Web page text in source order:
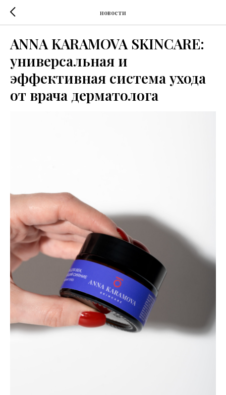
новости
ANNA KARAMOVA SKINCARE:
универсальная и
эффективная система ухода
от врача дерматолога